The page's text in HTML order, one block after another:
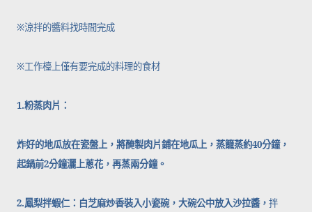
※涼拌的醬料找時間完成
※工作檯上僅有要完成的料理的食材
1.粉蒸肉片：
炸好的地瓜放在瓷盤上，將醃製肉片鋪在地瓜上，蒸籠蒸約40分鐘，
起鍋前2分鐘灑上蔥花，再蒸兩分鐘。
2.鳳梨拌蝦仁：白芝麻炒香裝入小瓷碗，大碗公中放入沙拉醬， 拌